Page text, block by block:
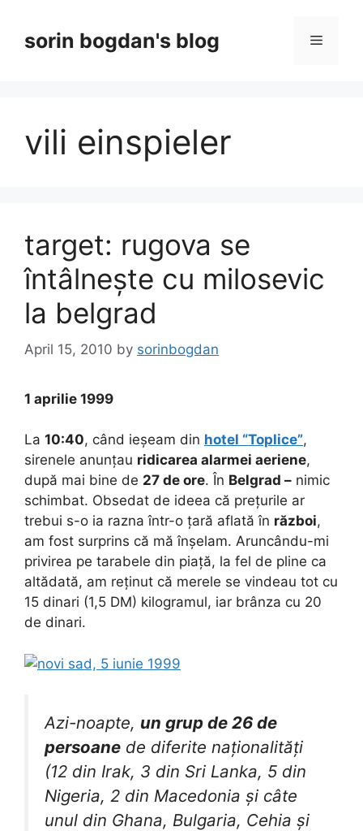
contentsorin bogdan's blog Menu
vili einspieler
target: rugova se
întâlnește cu milosevic
la belgrad
April 15, 2010 by sorinbogdan
1 aprilie 1999
La 10:40, când ieșeam din hotel “Toplice”,
sirenele anunțau ridicarea alarmei aeriene,
după mai bine de 27 de ore. În Belgrad – nimic
schimbat. Obsedat de ideea că prețurile ar
trebui s-o ia razna într-o țară aflată în război,
am fost surprins că mă înșelam. Aruncându-mi
privirea pe tarabele din piață, la fel de pline ca
altădată, am reținut că merele se vindeau tot cu
15 dinari (1,5 DM) kilogramul, iar brânza cu 20
de dinari.
Azi-noapte, un grup de 26 de
persoane de diferite naționalități
(12 din Irak, 3 din Sri Lanka, 5 din
Nigeria, 2 din Macedonia și câte
unul din Ghana, Bulgaria, Cehia și